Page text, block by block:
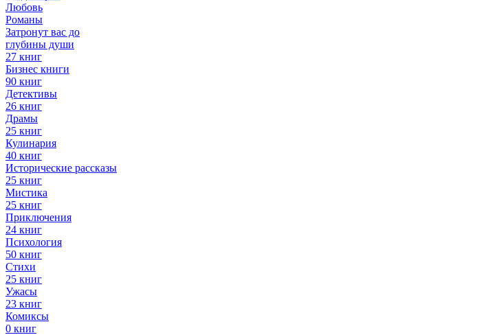
Любовь
Романы
Затронут вас до
глубины души
27 книг
Бизнес книги
90 книг
Детективы
26 книг
Драмы
25 книг
Кулинария
40 книг
Исторические рассказы
25 книг
Мистика
25 книг
Приключения
24 книг
Психология
50 книг
Стихи
25 книг
Ужасы
23 книг
Комиксы
0 книг